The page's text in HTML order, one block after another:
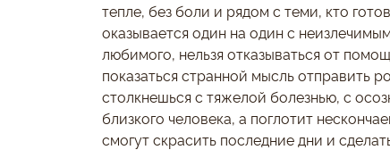
тепле, без боли и рядом с теми, кто
оказывается один на один с
любимого, нельзя отказываться от
показаться странной мысль отправить
столкнешься с тяжелой болезнью, с
близкого человека, а поглотит
смогут скрасить последние дни и